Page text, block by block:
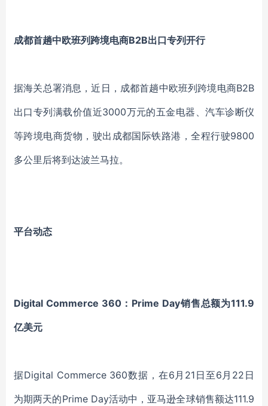
成都首趟中欧班列跨境电商B2B出口专列开行
据海关总署消息，近日，成都首趟中欧班列跨境电商B2B
出口专列满载价值近3000万元的五金电器、汽车诊断仪
等跨境电商货物，驶出成都国际铁路港，全程行驶9800
多公里后将到达波兰马拉。
平台动态
Digital Commerce 360：Prime Day销售总额为111.9
亿美元
据Digital Commerce 360数据，在6月21日至6月22日
为期两天的Prime Day活动中，亚马逊全球销售额达111.9